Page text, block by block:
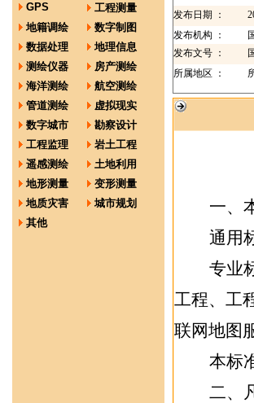
GPS
工程测量
地籍调绘
数字制图
数据处理
地理信息
测绘仪器
房产测绘
海洋测绘
航空测绘
管道测绘
虚拟现实
数字城市
勘察设计
工程监理
岩土工程
遥感测绘
土地利用
地形测量
变形测量
地质灾害
城市规划
其他
发布日期 ：
发布机构 ：
发布文号 ：
所属地区 ：
一、
通用
专业
工程、工
联网地图
本标
二、